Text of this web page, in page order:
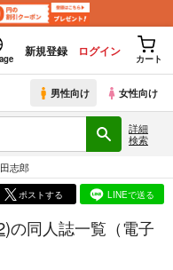
新規登録 ログイン
カート
男性向け 女性向け
詳細
検索
志郎
ポストする LINEで送る
)の同人誌一覧（電子